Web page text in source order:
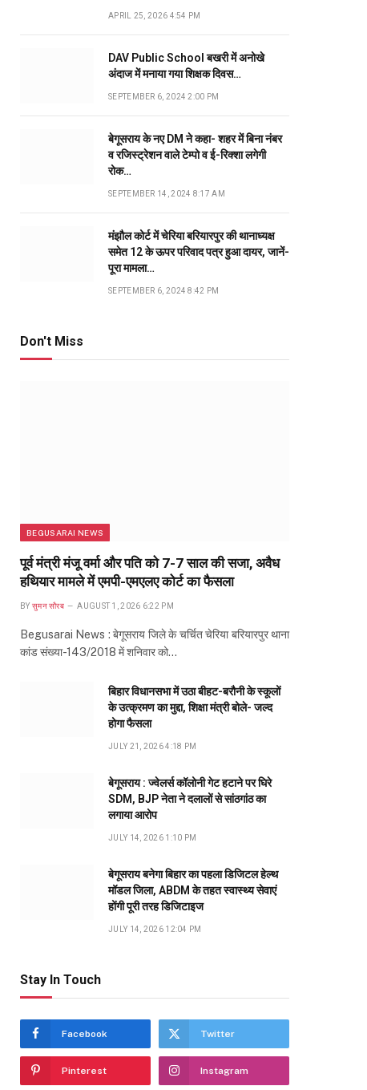
APRIL 25, 2026 4:54 PM
DAV Public School बखरी में अनोखे
अंदाज में मनाया गया शिक्षक दिवस…
SEPTEMBER 6, 2024 2:00 PM
बेगूसराय के नए DM ने कहा- शहर में बिना नंबर
व रजिस्ट्रेशन वाले टेम्पो व ई-रिक्शा लगेगी
रोक…
SEPTEMBER 14, 2024 8:17 AM
मंझौल कोर्ट में चेरिया बरियारपुर की थानाध्यक्ष
समेत 12 के ऊपर परिवाद पत्र हुआ दायर, जानें-
पूरा मामला…
SEPTEMBER 6, 2024 8:42 PM
Don't Miss
BEGUSARAI NEWS
पूर्व मंत्री मंजू वर्मा और पति को 7-7 साल की सजा, अवैध
हथियार मामले में एमपी-एमएलए कोर्ट का फैसला
BY सुमन सौरब AUGUST 1, 2026 6:22 PM
Begusarai News : बेगूसराय जिले के चर्चित चेरिया बरियारपुर थाना
कांड संख्या-143/2018 में शनिवार को…
बिहार विधानसभा में उठा बीहट-बरौनी के स्कूलों
के उत्क्रमण का मुद्दा, शिक्षा मंत्री बोले- जल्द
होगा फैसला
JULY 21, 2026 4:18 PM
बेगूसराय : ज्वेलर्स कॉलोनी गेट हटाने पर घिरे
SDM, BJP नेता ने दलालों से सांठगांठ का
लगाया आरोप
JULY 14, 2026 1:10 PM
बेगूसराय बनेगा बिहार का पहला डिजिटल हेल्थ
मॉडल जिला, ABDM के तहत स्वास्थ्य सेवाएं
होंगी पूरी तरह डिजिटाइज
JULY 14, 2026 12:04 PM
Stay In Touch
Facebook Twitter
Pinterest Instagram